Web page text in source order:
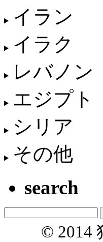
イラン
イラク
レバノン
エジプト
シリア
その他
search
© 2014